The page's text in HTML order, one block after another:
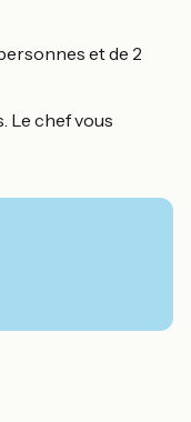
et de 2
Le chef vous